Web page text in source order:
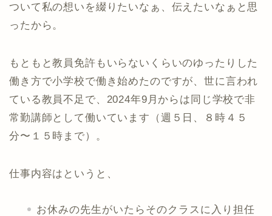
ついて私の想いを綴りたいなぁ、伝えたいなぁと思
ったから。
もともと教員免許もいらないくらいのゆったりした
働き方で小学校で働き始めたのですが、世に言われ
ている教員不足で、2024年9月からは同じ学校で非
常勤講師として働いています（週５日、８時４５
分〜１５時まで）。
仕事内容はというと、
お休みの先生がいたらそのクラスに入り担任